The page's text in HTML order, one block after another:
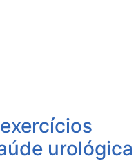
urológica